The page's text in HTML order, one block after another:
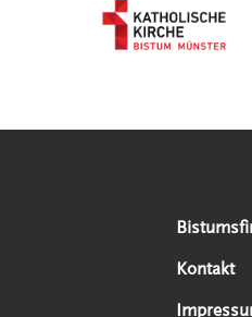
Serviceangebote
Kontakt
Social Media
Externe Links